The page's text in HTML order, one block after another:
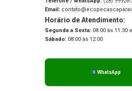
Email:
Horário de Atendimento:
Segunda a Sexta: 08:00 às 11:30
Sábado: 08:00 às 12:00
WhatsApp